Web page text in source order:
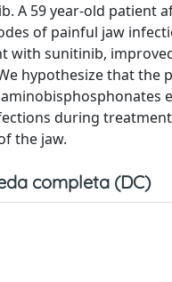
59 year-old patient
of painful jaw
sunitinib,
hypothesize that the
during
the jaw.
completa (DC)